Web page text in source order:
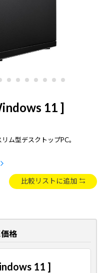
11 ]
ム型デスクトップPC。
比較リストに追加
格
11 ]